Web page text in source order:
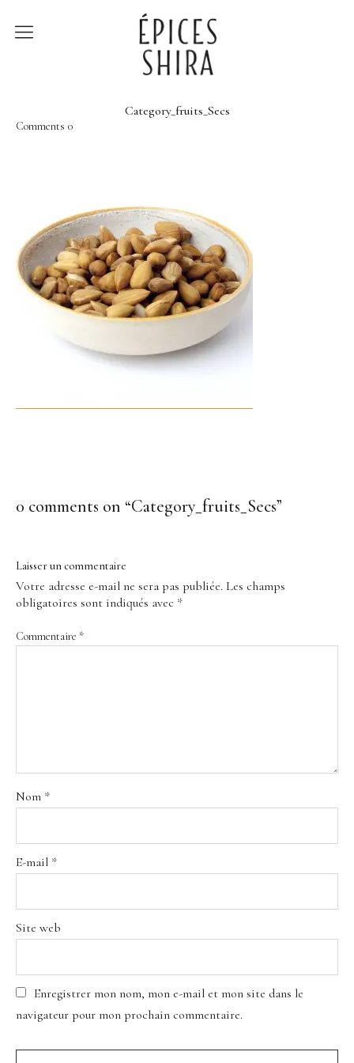
Épices Shira
producteurs
Lumière sur…
Category_fruits_Secs
Comments 0
0 comments on “Category_fruits_Secs”
Laisser un commentaire
Votre adresse e-mail ne sera pas publiée. Les champs
obligatoires sont indiqués avec *
Commentaire *
Nom *
E-mail *
Site web
Enregistrer mon nom, mon e-mail et mon site dans le
navigateur pour mon prochain commentaire.